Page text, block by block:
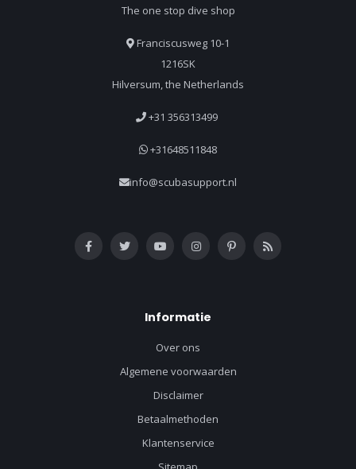
The one stop dive shop
Franciscusweg 10-1
1216SK
Hilversum, the Netherlands
+31 356313499
+31648511848
info@scubasupport.nl
Informatie
Over ons
Algemene voorwaarden
Disclaimer
Betaalmethoden
Klantenservice